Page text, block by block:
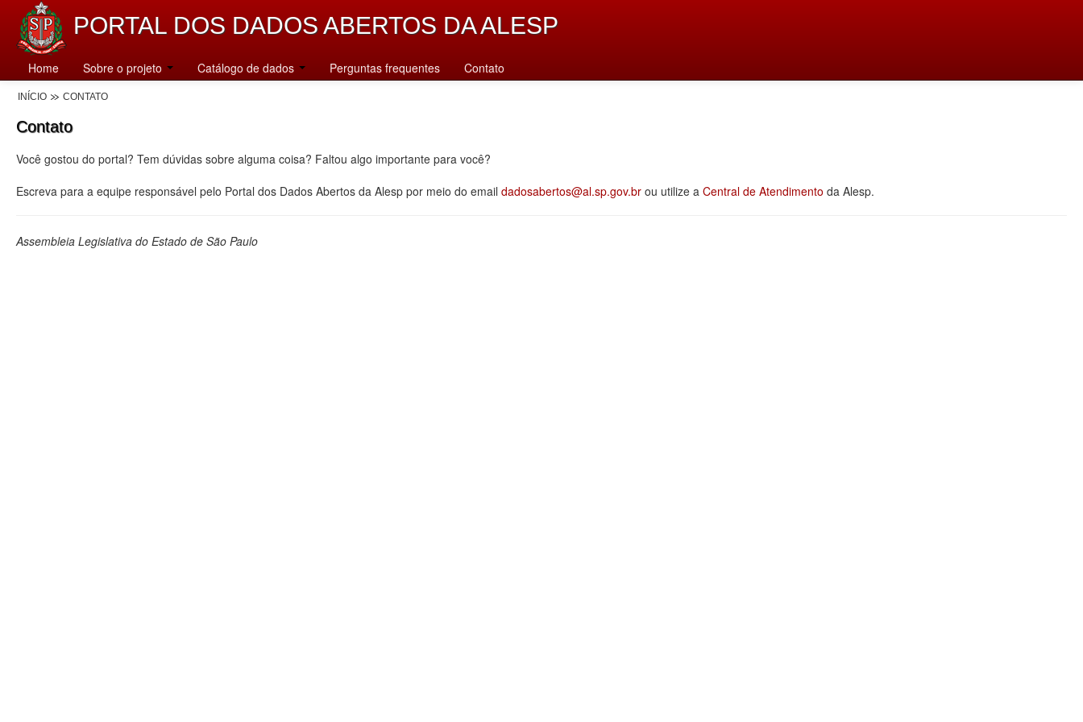
PORTAL DOS DADOS ABERTOS DA ALESP
Home Sobre o projeto Catálogo de dados Perguntas frequentes Contato
INÍCIO CONTATO
Contato
Você gostou do portal? Tem dúvidas sobre alguma coisa? Faltou algo importante para você?
Escreva para a equipe responsável pelo Portal dos Dados Abertos da Alesp por meio do email dadosabertos@al.sp.gov.br ou utilize a Central de Atendimento da Alesp.
Assembleia Legislativa do Estado de São Paulo